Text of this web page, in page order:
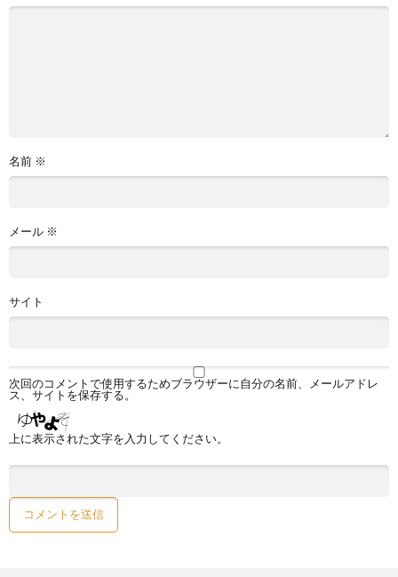
名前 ※
メール ※
サイト
次回のコメントで使用するためブラウザーに自分の名前、メールアドレ
ス、サイトを保存する。
上に表示された文字を入力してください。